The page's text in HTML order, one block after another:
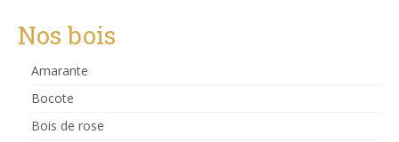
Nos bois
Amarante
Bocote
Bois de rose